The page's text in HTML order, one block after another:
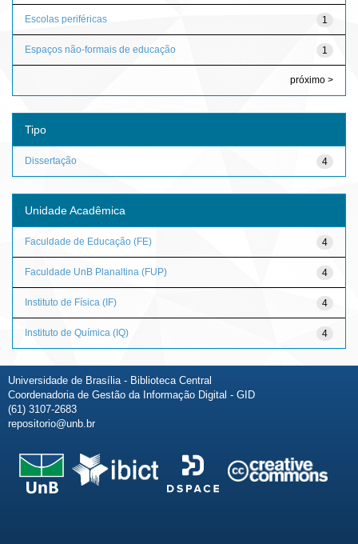
1
Escolas periféricas
1
Espaços não-formais de educação
próximo >
Tipo
4
Dissertação
Unidade Acadêmica
4
Faculdade de Educação (FE)
4
Faculdade UnB Planaltina (FUP)
4
Instituto de Física (IF)
4
Instituto de Química (IQ)
Universidade de Brasília - Biblioteca Central
Coordenadoria de Gestão da Informação Digital - GID
(61) 3107-2683
repositorio@unb.br